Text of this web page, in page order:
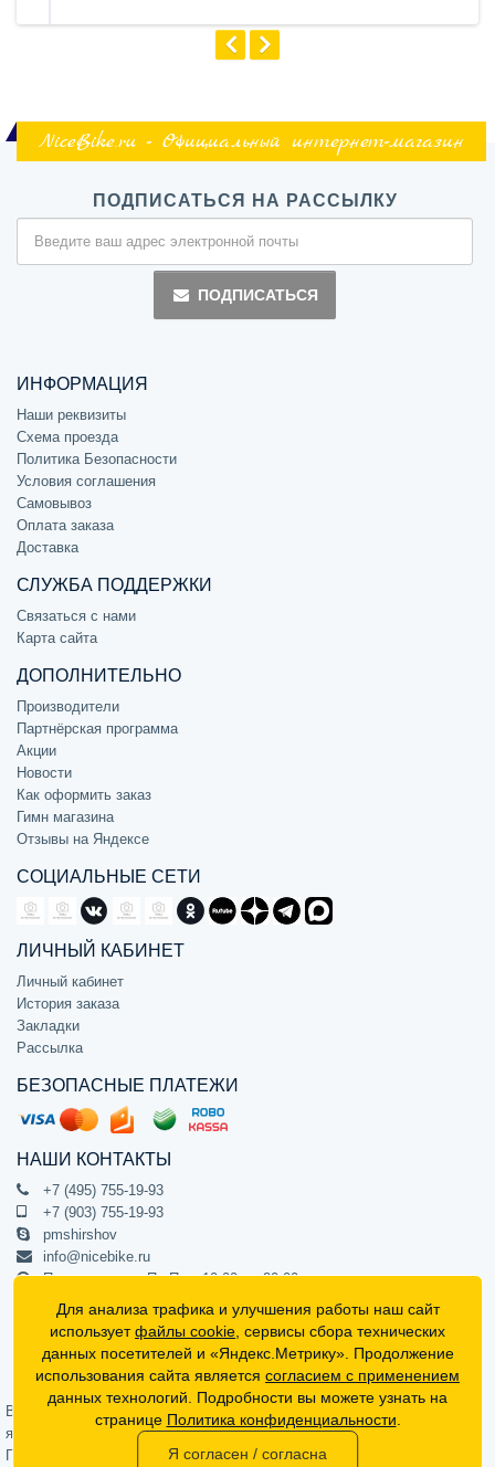
NiceBike.ru - Официальный интернет-магазин
ПОДПИСАТЬСЯ НА РАССЫЛКУ
ПОДПИСАТЬСЯ
ИНФОРМАЦИЯ
Наши реквизиты
Схема проезда
Политика Безопасности
Условия соглашения
Самовывоз
Оплата заказа
Доставка
СЛУЖБА ПОДДЕРЖКИ
Связаться с нами
Карта сайта
ДОПОЛНИТЕЛЬНО
Производители
Партнёрская программа
Акции
Новости
Как оформить заказ
Гимн магазина
Отзывы на Яндексе
СОЦИАЛЬНЫЕ СЕТИ
ЛИЧНЫЙ КАБИНЕТ
Личный кабинет
История заказа
Закладки
Рассылка
БЕЗОПАСНЫЕ ПЛАТЕЖИ
НАШИ КОНТАКТЫ
+7 (495) 755-19-93
+7 (903) 755-19-93
pmshirshov
info@nicebike.ru
Прием звонков Пн-Пт с 10:00 до 20:00
ПВЗ Пн-Пт с 10:00 до 20:00
г. Москва, ул. Барклая 13с1
подъезд 1, цокольный этаж, офис 1
Официальный интернет-магазин NiceBike © 2012 - 2026
Вся информация на сайте носит ознакомительный характер, не
является публичной офертой (определяемой положениями Статьи 437
Гражданского кодекса РФ) и не может в полной мере передавать
Для анализа трафика и улучшения работы наш сайт
используетфайлы cookie , сервисы сбора технических
данных посетителей и «Яндекс.Метрику». Продолжение
использования сайта является согласием с применением
данных технологий. Подробности вы можете узнать на
странице Политика конфиденциальности
Я согласен / согласна